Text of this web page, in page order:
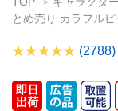
とめ売り カラフル
(2788)